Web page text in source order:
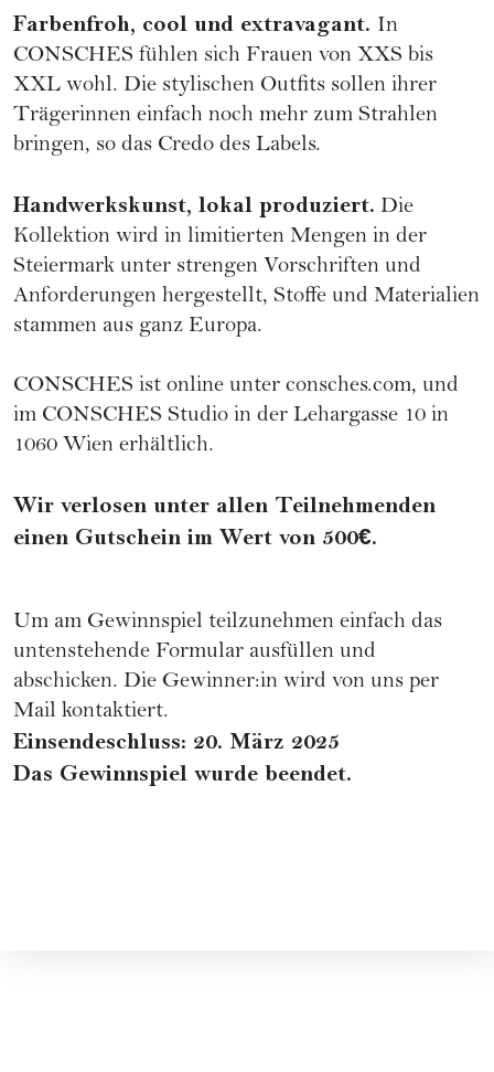
Farbenfroh, cool und extravagant. In
CONSCHES fühlen sich Frauen von XXS bis
XXL wohl. Die stylischen Outfits sollen ihrer
Trägerinnen einfach noch mehr zum Strahlen
bringen, so das Credo des Labels.
Handwerkskunst, lokal produziert. Die
Kollektion wird in limitierten Mengen in der
Steiermark unter strengen Vorschriften und
Anforderungen hergestellt, Stoffe und Materialien
stammen aus ganz Europa.
CONSCHES ist online unter consches.com, und
im CONSCHES Studio in der Lehargasse 10 in
1060 Wien erhältlich.
Wir verlosen unter allen Teilnehmenden
einen Gutschein im Wert von 500€.
Um am Gewinnspiel teilzunehmen einfach das
untenstehende Formular ausfüllen und
abschicken. Die Gewinner:in wird von uns per
Mail kontaktiert.
Einsendeschluss: 20. März 2025
Das Gewinnspiel wurde beendet.